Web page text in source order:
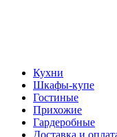
Кухни
Шкафы-купе
Гостиные
Прихожие
Гардеробные
Доставка и